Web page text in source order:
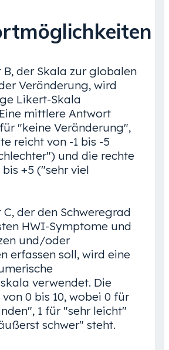
der Skala zur globalen
Veränderung, wird
Likert-Skala
mittlere Antwort
"keine Veränderung",
reicht von -1 bis -5
und die rechte
bis +5 ("sehr viel
der den Schweregrad
HWI-Symptome und
und/oder
erfassen soll, wird eine
verwendet. Die
0 bis 10, wobei 0 für
1 für "sehr leicht"
schwer" steht.